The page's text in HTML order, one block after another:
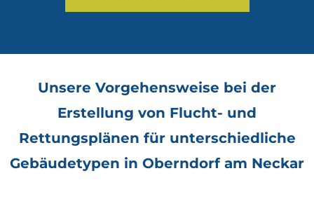
Unsere Vorgehensweise bei der
Erstellung von Flucht- und
Rettungsplänen für unterschiedliche
Gebäudetypen in Oberndorf am Neckar